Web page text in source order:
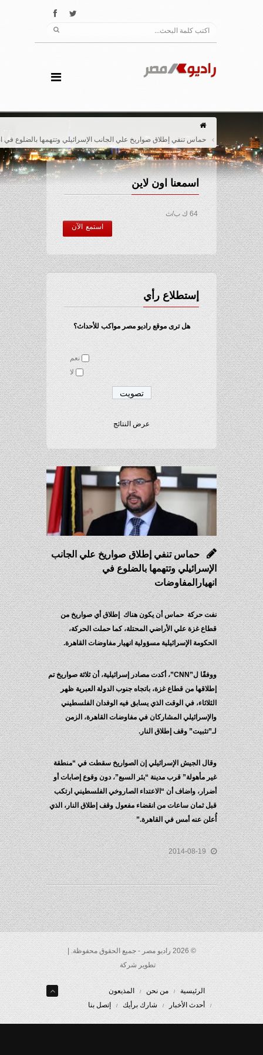
حماس تنفي إطلاق صواريخ علي الجانب الإسرائيلي وتتهمها بالضلوع في انهيارالمفاوضات
اسمعنا اون لاين
64 ك ب/ث
استمع الآن
إستطلاع رأي
هل ترى موقع راديو مصر مواكب للأحداث؟
نعم
عرض النتائج
حماس تنفي إطلاق صواريخ علي الجانب
وتتهمها بالضلوع في
حركة حماس أن يكون هناك إطلاق أي صواريخ من
غزة علي الأراضي المحتلة، كما حملت الحركة،
الإسرائيلية مسؤولية انهيار مفاوضات القاهرة.
ووفقًا ل”CNN”، أكدت مصادر إسرائيلية، أن ثلاثة صواريخ تم
من قطاع غزة، باتجاه جنوب الدولة العبرية ظهر
في الوقت الذي يسابق فيه الوفدان الفلسطيني
المشاركان في مفاوضات القاهرة، الزمن
وقف إطلاق النار.
الجيش الإسرائيلي إن الصواريخ سقطت في “منطقة
مأهولة” قرب مدينة “بئر السبع”، دون وقوع إصابات أو
واضاف أن “الاعتداء الصاروخي الفلسطيني ارتكب
ثمان ساعات من انقضاء مفعول وقف إطلاق النار، الذي
عنه أمس في القاهرة.”
2014-08-19
© 2026 راديو مصر - جميع الحقوق محفوظة. |
تطوير شركة
الرئيسية من نحن
المذيعون
أحدث الأخبار
شارك برأيك إتصل بنا